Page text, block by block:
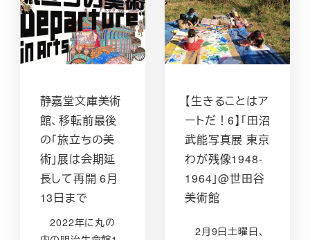
静嘉堂文庫美術
館、移転前最後
の「旅立ちの美
術」展は会期延
長して再開 6月
13日まで
2022年に丸の
【生きることはア
ートだ！6】「田沼
武能写真展 東京
わが残像1948-
1964」@世田谷
美術館
2月9日土曜日、